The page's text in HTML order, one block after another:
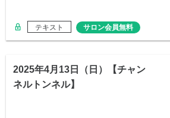
テキスト サロン会員無料
2025年4月13日（日）【チャン
ネルトンネル】